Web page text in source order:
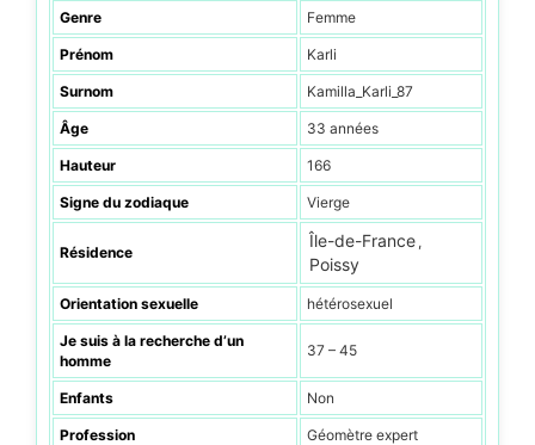
Genre Femme
Prénom Karli
Surnom Kamilla_Karli_87
Âge 33 années
Hauteur 166
Signe du zodiaque Vierge
Résidence
Île-de-France ,
Poissy
Orientation sexuelle hétérosexuel
Je suis à la recherche d’un
homme
37 – 45
Enfants Non
Profession Géomètre expert